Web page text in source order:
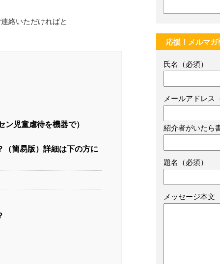
絡いただければと
児童虐待を機器で）
簡易版）詳細は下の方に
応援！メルマガ
氏名（必須）
メールアドレス
紹介者がいたら
題名（必須）
メッセージ本文